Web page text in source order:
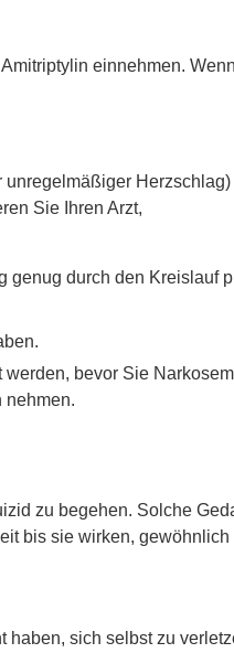
einnehmen.
Herzschlag)
Sie Ihren Arzt,
genug durch den Kreislauf
bevor Sie
nehmen.
zu begehen. Solche
bis sie wirken,
haben, sich selbst zu